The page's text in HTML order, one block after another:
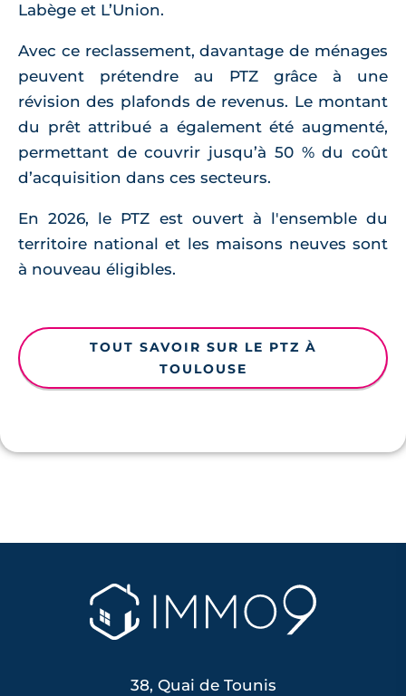
Labège et L’Union.
Avec ce reclassement, davantage de ménages
peuvent prétendre au PTZ grâce à une
révision des plafonds de revenus. Le montant
du prêt attribué a également été augmenté,
permettant de couvrir jusqu’à 50 % du coût
d’acquisition dans ces secteurs.
En 2026, le PTZ est ouvert à l'ensemble du
territoire national et les maisons neuves sont
à nouveau éligibles.
TOUT SAVOIR SUR LE PTZ À
TOULOUSE
38, Quai de Tounis